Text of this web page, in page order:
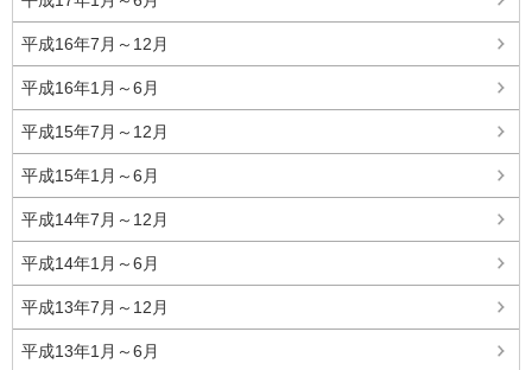
平成16年7月～12月
平成16年1月～6月
平成15年7月～12月
平成15年1月～6月
平成14年7月～12月
平成14年1月～6月
平成13年7月～12月
平成13年1月～6月